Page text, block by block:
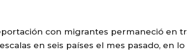
con migrantes permaneció en
en seis países el mes pasado, en